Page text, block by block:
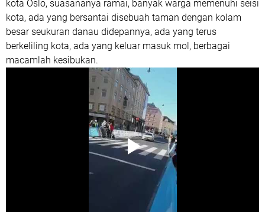
kota Oslo, suasananya ramai, banyak warga memenuhi seisi
kota, ada yang bersantai disebuah taman dengan kolam
besar seukuran danau didepannya, ada yang terus
berkeliling kota, ada yang keluar masuk mol, berbagai
macamlah kesibukan.